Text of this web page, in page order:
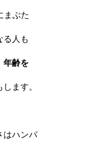
まぶた
る人も
年齢を
ます。
はハンパ